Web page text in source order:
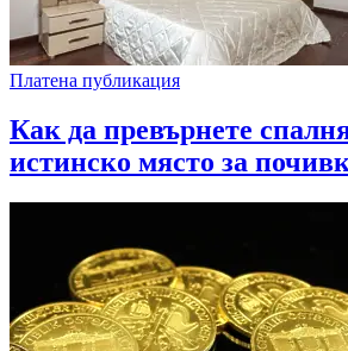
Платена публикация
Как да превърнете
истинско място за